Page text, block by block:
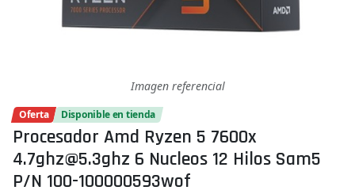
Imagen referencial
Oferta Disponible en tienda
Procesador Amd Ryzen 5 7600x
4.7ghz@5.3ghz 6 Nucleos 12 Hilos Sam5
P/n 100-100000593wof